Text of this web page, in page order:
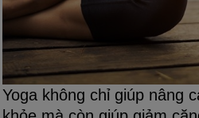
Yoga không chỉ giúp nâng